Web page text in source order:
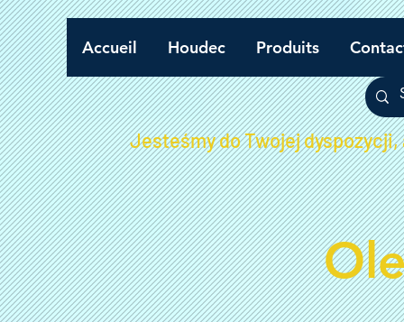
Accueil Houdec Produits
Jesteśmy do Twojej